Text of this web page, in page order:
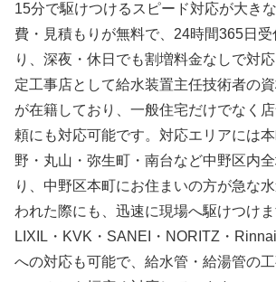
15分で駆けつけるスピード対応が大き
費・見積もりが無料で、24時間365日
り、深夜・休日でも割増料金なしで対
定工事店として給水装置主任技術者の
が在籍しており、一般住宅だけでなく
頼にも対応可能です。対応エリアには
野・丸山・弥生町・南台など中野区内
り、中野区本町にお住まいの方が急な
われた際にも、迅速に現場へ駆けつけま
LIXIL・KVK・SANEI・NORITZ・
への対応も可能で、給水管・給湯管の